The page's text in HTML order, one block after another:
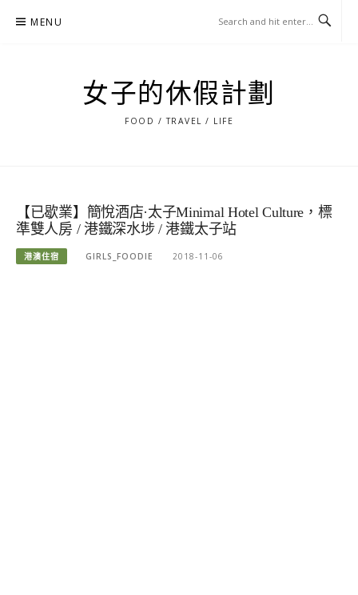
MENU
女子的休假計劃
FOOD / TRAVEL / LIFE
【已歇業】簡悅酒店·太子Minimal Hotel Culture，標
準雙人房 / 港鐵深水埗 / 港鐵太子站
港澳住宿 GIRLS_FOODIE 2018-11-06